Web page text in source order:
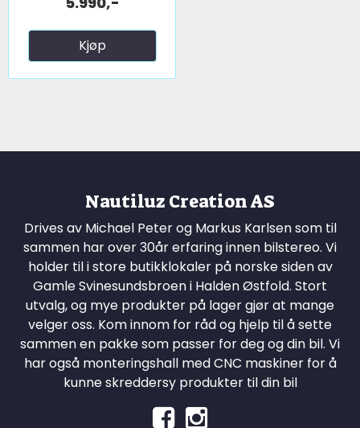
Kjøp
Nautiluz Creation AS
Drives av Michael Peter og Markus Karlsen som til
sammen har over 30år erfaring innen bilstereo. Vi
holder til i store butikklokaler på norske siden av
Gamle Svinesundsbroen i Halden Østfold. Stort
utvalg, og mye produkter på lager gjør at mange
velger oss. Kom innom for råd og hjelp til å sette
sammen en pakke som passer for deg og din bil. Vi
har også monteringshall med CNC maskiner for å
kunne skreddersy produkter til din bil